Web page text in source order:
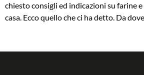
chiesto consigli ed indicazioni su farine
casa. Ecco quello che ci ha detto. Da